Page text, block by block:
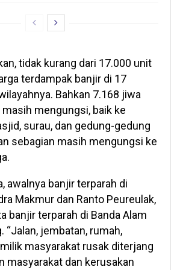
tidak kurang dari 17.000 unit
terdampak banjir di 17
Bahkan 7.168 jiwa
mengungsi, baik ke
surau, dan gedung-gedung
sebagian masih mengungsi ke
awalnya banjir terparah di
Makmur dan Ranto Peureulak,
banjir terparah di Banda Alam
“Jalan, jembatan, rumah,
masyarakat rusak diterjang
masyarakat dan kerusakan